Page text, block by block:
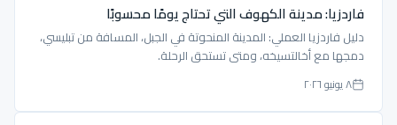
فاردزيا: مدينة الكهوف التي تحتاج يومًا محسوبًا
دليل فاردزيا العملي: المدينة المنحوتة في الجبل، المسافة من تبليسي،
دمجها مع أخالتسيخه، ومتى تستحق الرحلة.
٨ يونيو ٢٠٢٦